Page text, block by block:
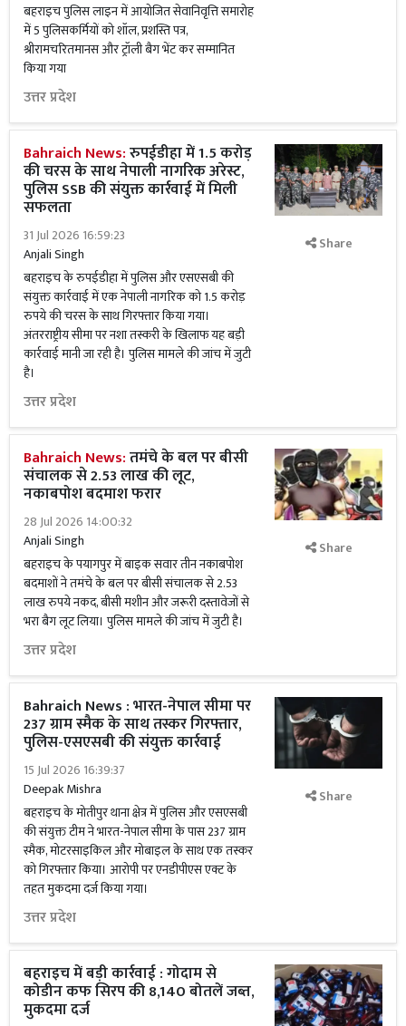
बहराइच पुलिस लाइन में आयोजित सेवानिवृत्ति समारोह
में 5 पुलिसकर्मियों को शॉल, प्रशस्ति पत्र,
श्रीरामचरितमानस और ट्रॉली बैग भेंट कर सम्मानित
किया गया
उत्तर प्रदेश
Bahraich News:रुपईडीहा में 1.5 करोड़
की चरस के साथ नेपाली नागरिक अरेस्ट,
पुलिस SSB की संयुक्त कार्रवाई में मिली
सफलता
31 Jul 2026 16:59:23
Anjali Singh
बहराइच के रुपईडीहा में पुलिस और एसएसबी की
संयुक्त कार्रवाई में एक नेपाली नागरिक को 1.5 करोड़
रुपये की चरस के साथ गिरफ्तार किया गया।
अंतरराष्ट्रीय सीमा पर नशा तस्करी के खिलाफ यह बड़ी
कार्रवाई मानी जा रही है। पुलिस मामले की जांच में जुटी
है।
उत्तर प्रदेश
Share
Bahraich News:तमंचे के बल पर बीसी
संचालक से 2.53 लाख की लूट,
नकाबपोश बदमाश फरार
28 Jul 2026 14:00:32
Anjali Singh
बहराइच के पयागपुर में बाइक सवार तीन नकाबपोश
बदमाशों ने तमंचे के बल पर बीसी संचालक से 2.53
लाख रुपये नकद, बीसी मशीन और जरूरी दस्तावेजों से
भरा बैग लूट लिया। पुलिस मामले की जांच में जुटी है।
उत्तर प्रदेश
Share
Bahraich News : भारत-नेपाल सीमा पर
237 ग्राम स्मैक के साथ तस्कर गिरफ्तार,
पुलिस-एसएसबी की संयुक्त कार्रवाई
15 Jul 2026 16:39:37
Deepak Mishra
बहराइच के मोतीपुर थाना क्षेत्र में पुलिस और एसएसबी
की संयुक्त टीम ने भारत-नेपाल सीमा के पास 237 ग्राम
स्मैक, मोटरसाइकिल और मोबाइल के साथ एक तस्कर
को गिरफ्तार किया। आरोपी पर एनडीपीएस एक्ट के
तहत मुकदमा दर्ज किया गया।
उत्तर प्रदेश
Share
बहराइच में बड़ी कार्रवाई : गोदाम से
कोडीन कफ सिरप की 8,140 बोतलें जब्त,
मुकदमा दर्ज